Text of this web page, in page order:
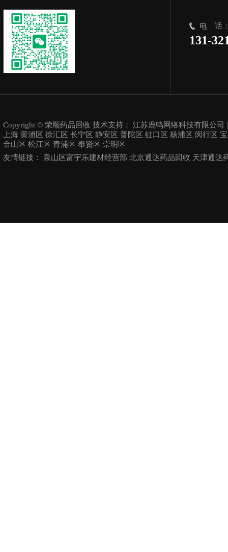
电 话
131-
Copyright © 荣顺药品回收 技术支持： 江苏鹿鸣网络科技有限公司
上海 黄浦区 徐汇区 长宁区 静安区 普陀区 虹口区 杨浦区 闵行区
金山区 松江区 青浦区 奉贤区 崇明区
友情链接： 泉山区富宇乐建材经营部 北京通达药品回收 天津通达